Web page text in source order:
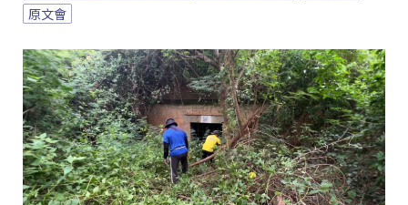
原文會